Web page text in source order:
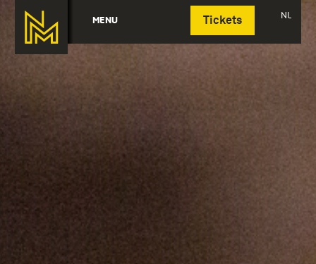
MENU Tickets NL
Deutsch